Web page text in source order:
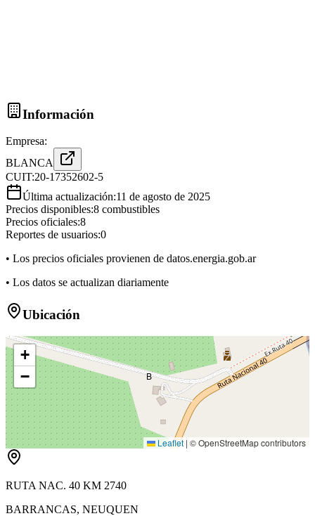
Información
Empresa:
BLANCA
CUIT:20-17352602-5
Última actualización:11 de agosto de 2025
Precios disponibles:8 combustibles
Precios oficiales:8
Reportes de usuarios:0
• Los precios oficiales provienen de datos.energia.gob.ar
• Los datos se actualizan diariamente
Ubicación
B
+
−
Leaflet | © OpenStreetMap contributors
RUTA NAC. 40 KM 2740
BARRANCAS, NEUQUEN